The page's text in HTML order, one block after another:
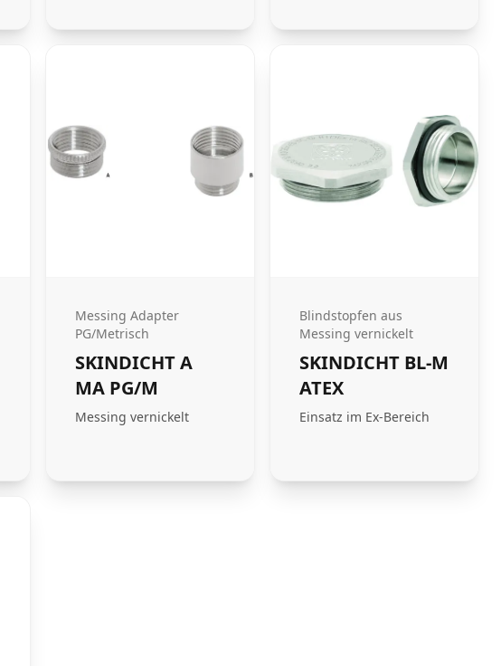
Messing Adapter
PG/Metrisch
SKINDICHT A
MA PG/M
Messing vernickelt
Blindstopfen aus
Messing vernickelt
SKINDICHT BL-M
ATEX
Einsatz im Ex-Bereich